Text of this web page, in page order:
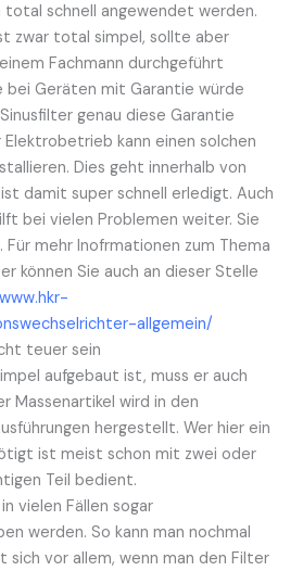
total schnell angewendet werden.
zwar total simpel, sollte aber
Fachmann durchgeführt
bei Geräten mit Garantie würde
genau diese Garantie
kann einen solchen
Dies geht innerhalb von
damit super schnell erledigt. Auch
bei vielen Problemen weiter. Sie
mehr Inofrmationen zum Thema
können Sie auch an dieser Stelle
allgemein/
teuer sein
aufgebaut ist, muss er auch
Massenartikel wird in den
hergestellt. Wer hier ein
ist meist schon mit zwei oder
Teil bedient.
vielen Fällen sogar
werden. So kann man nochmal
sich vor allem, wenn man den Filter